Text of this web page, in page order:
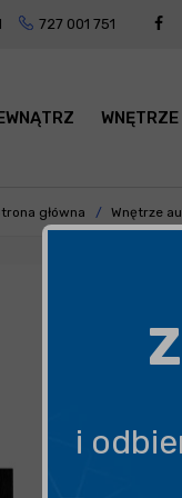
727 001 751
WNĘTRZE
główna Wnętrze
i